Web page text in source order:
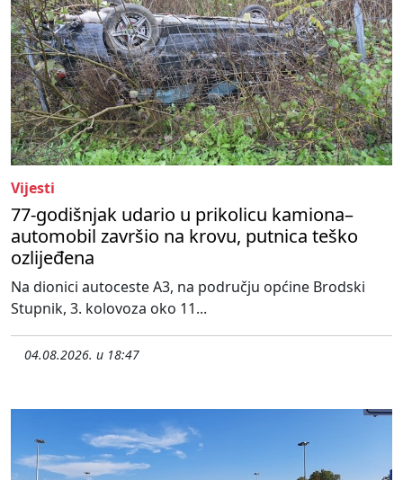
Vijesti
77-godišnjak udario u prikolicu kamiona–
automobil završio na krovu, putnica teško
ozlijeđena
Na dionici autoceste A3, na području općine Brodski
Stupnik, 3. kolovoza oko 11...
04.08.2026. u 18:47